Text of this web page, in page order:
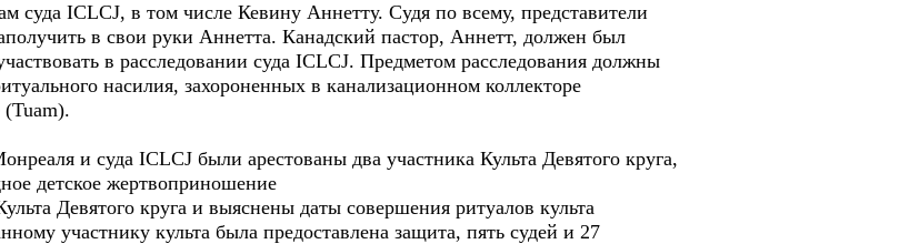
ICLCJ, в том числе Кевину Аннетту. Судя по всему, представители
в свои руки Аннетта. Канадский пастор, Аннетт, должен был
в расследовании суда ICLCJ. Предметом расследования должны
насилия, захороненных в канализационном коллекторе
(Tuam).
и суда ICLCJ были арестованы два участника Культа Девятого круга,
детское жертвоприношение
Девятого круга и выяснены даты совершения ритуалов культа
участнику культа была предоставлена защита, пять судей и 27